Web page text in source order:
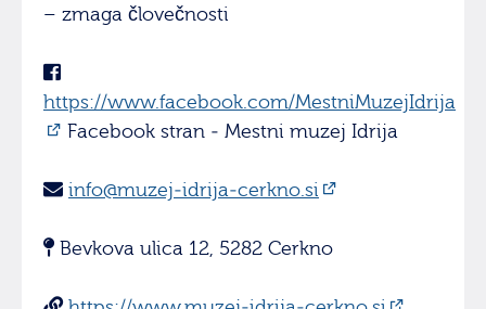
– zmaga človečnosti
https://www.facebook.com/MestniMuzejIdrija
Facebook stran - Mestni muzej Idrija
info@muzej-idrija-cerkno.si
Bevkova ulica 12, 5282 Cerkno